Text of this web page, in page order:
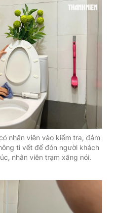
nhân viên vào kiểm tra, đảm
tì vết để đón người khách
nhân viên trạm xăng nói.